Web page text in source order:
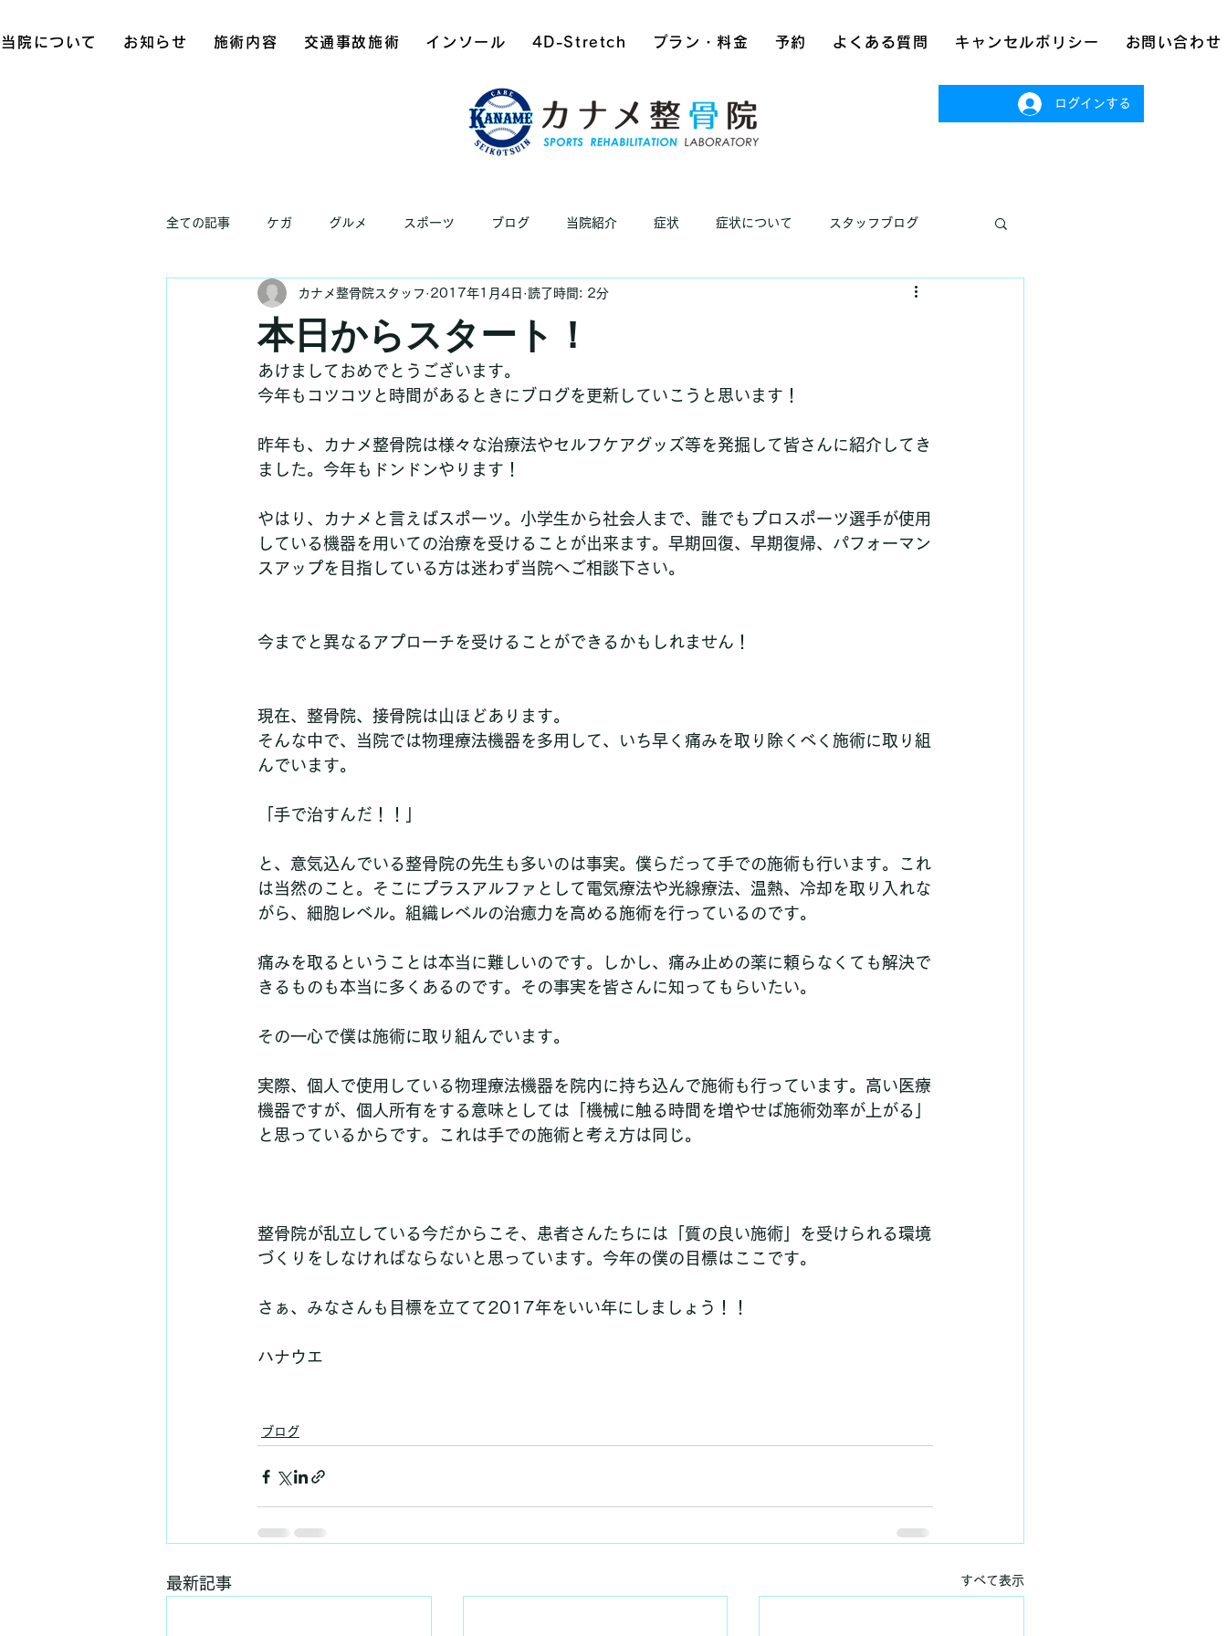
当院について お知らせ 施術内容 交通事故施術 インソール 4D-Stretch プラン・料金 予約 よくある質問 キャンセルポリシー お問い合わせ
ログインする
全ての記事 ケガ グルメ スポーツ ブログ 当院紹介 症状 症状について スタッフブログ
本日からスタート！
カナメ整骨院スタッフ 2017年1月4日 読了時間: 2分
あけましておめでとうございます。
今年もコツコツと時間があるときにブログを更新していこうと思います！
昨年も、カナメ整骨院は様々な治療法やセルフケアグッズ等を発掘して皆さんに紹介してき
ました。今年もドンドンやります！
やはり、カナメと言えばスポーツ。小学生から社会人まで、誰でもプロスポーツ選手が使用
している機器を用いての治療を受けることが出来ます。早期回復、早期復帰、パフォーマン
スアップを目指している方は迷わず当院へご相談下さい。
今までと異なるアプローチを受けることができるかもしれません！
現在、整骨院、接骨院は山ほどあります。
そんな中で、当院では物理療法機器を多用して、いち早く痛みを取り除くべく施術に取り組
んでいます。
「手で治すんだ！！」
と、意気込んでいる整骨院の先生も多いのは事実。僕らだって手での施術も行います。これ
は当然のこと。そこにプラスアルファとして電気療法や光線療法、温熱、冷却を取り入れな
がら、細胞レベル。組織レベルの治癒力を高める施術を行っているのです。
痛みを取るということは本当に難しいのです。しかし、痛み止めの薬に頼らなくても解決で
きるものも本当に多くあるのです。その事実を皆さんに知ってもらいたい。
その一心で僕は施術に取り組んでいます。
実際、個人で使用している物理療法機器を院内に持ち込んで施術も行っています。高い医療
機器ですが、個人所有をする意味としては「機械に触る時間を増やせば施術効率が上がる」
と思っているからです。これは手での施術と考え方は同じ。
整骨院が乱立している今だからこそ、患者さんたちには「質の良い施術」を受けられる環境
づくりをしなければならないと思っています。今年の僕の目標はここです。
さぁ、みなさんも目標を立てて2017年をいい年にしましょう！！
ハナウエ
ブログ
最新記事 すべて表示